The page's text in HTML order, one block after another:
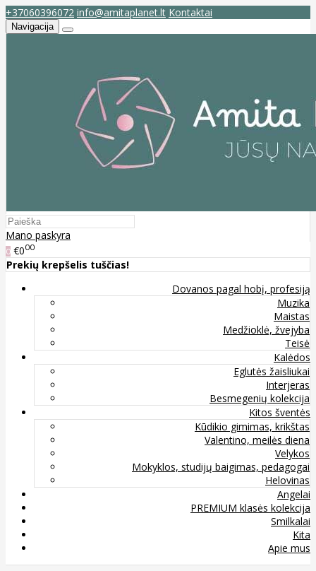
+37060396072 info@amitaplanet.lt Kontaktai
Navigacija
Mano paskyra
0 €000
Prekių krepšelis tuščias!
Dovanos pagal hobį, profesiją
Muzika
Maistas
Medžioklė, žvejyba
Teisė
Kalėdos
Eglutės žaisliukai
Interjeras
Besmegenių kolekcija
Kitos šventės
Kūdikio gimimas, krikštas
Valentino, meilės diena
Velykos
Mokyklos, studijų baigimas, pedagogai
Helovinas
Angelai
PREMIUM klasės kolekcija
Smilkalai
Kita
Apie mus